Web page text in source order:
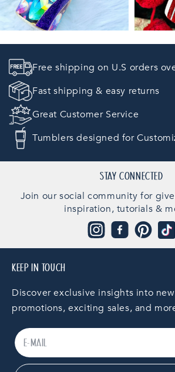
Free shipping on U.S orders
Fast shipping & easy returns
Great Customer Service
Tumblers designed for
STAY CONNECTED
Join our social community for
inspiration, tutorials &
InstagramFacebookPinterest
KEEP IN TOUCH
Discover exclusive insights into
promotions, exciting sales, and